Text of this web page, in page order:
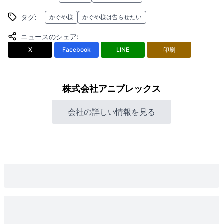
タグ: かぐや様 かぐや様は告らせたい
ニュースのシェア:
X Facebook LINE 印刷
株式会社アニプレックス
会社の詳しい情報を見る